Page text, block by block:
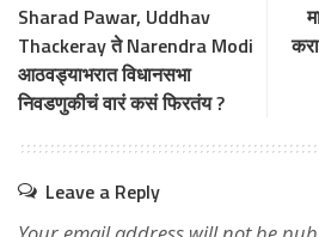
Sharad Pawar, Uddhav
Thackeray ते Narendra Modi
आठवड्याभरात विधानसभा
निवडणुकीचं वारं कसं फिरतंय ?
Leave a Reply